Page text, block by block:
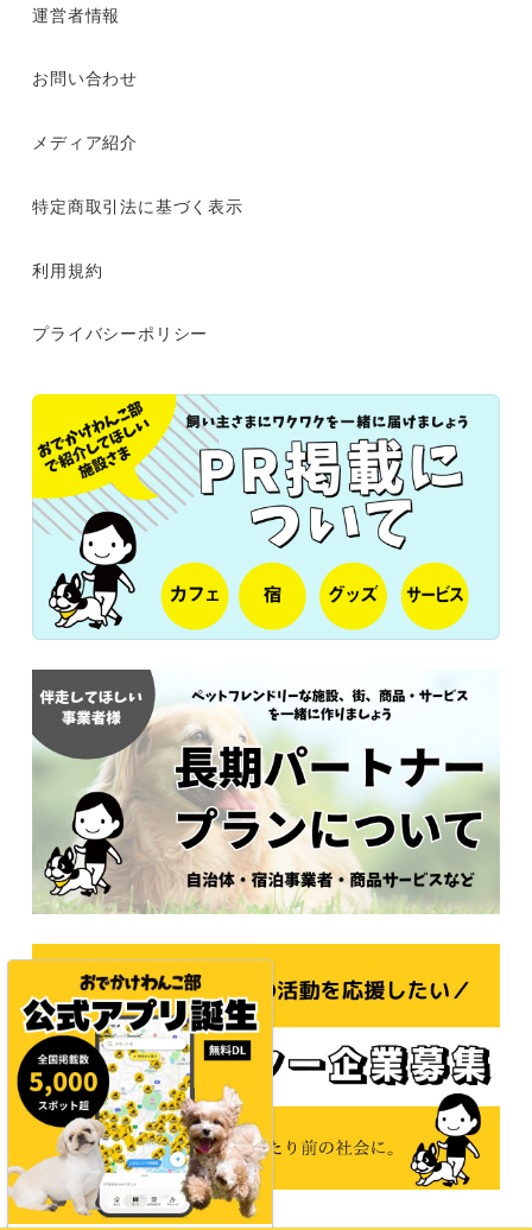
運営者情報
お問い合わせ
メディア紹介
特定商取引法に基づく表示
利用規約
プライバシーポリシー